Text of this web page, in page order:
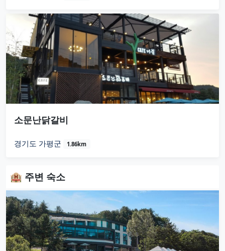
소문난닭갈비
경기도 가평군 1.86km
🏨 주변 숙소